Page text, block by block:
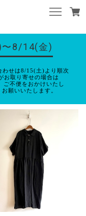
〜8/14(金)
せは8/15(土)より順次
お取り寄せの場合は
不便をおかけいたし
願いいたします。